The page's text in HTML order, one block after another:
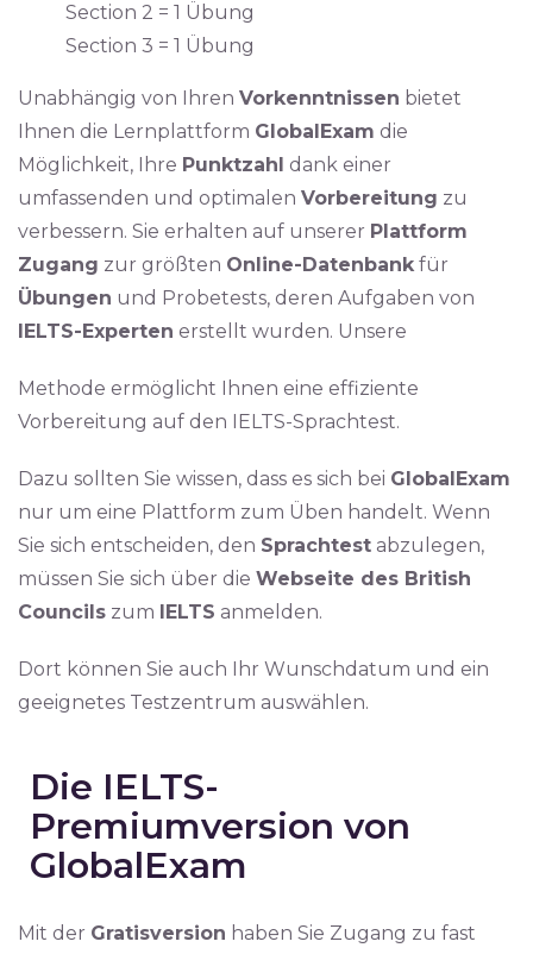
Section 2 = 1 Übung
Section 3 = 1 Übung
Unabhängig von Ihren Vorkenntnissen bietet
Ihnen die Lernplattform GlobalExam die
Möglichkeit, Ihre Punktzahl dank einer
umfassenden und optimalen Vorbereitung zu
verbessern. Sie erhalten auf unserer Plattform
Zugang zur größten Online-Datenbankfür
Übungen und Probetests, deren Aufgaben von
IELTS-Experten erstellt wurden. Unsere
Methode ermöglicht Ihnen eine effiziente
Vorbereitung auf den IELTS-Sprachtest.
Dazu sollten Sie wissen, dass es sich bei GlobalExam
nur um eine Plattform zum Üben handelt. Wenn
Sie sich entscheiden, den Sprachtest abzulegen,
müssen Sie sich über die Webseite des British
Councils zum IELTS anmelden.
Dort können Sie auch Ihr Wunschdatum und ein
geeignetes Testzentrum auswählen.
Die IELTS-
Premiumversion von
GlobalExam
Mit der Gratisversion haben Sie Zugang zu fast